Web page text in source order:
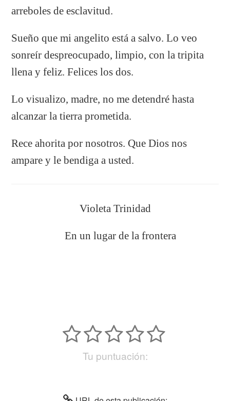
arreboles de esclavitud.
Sueño que mi angelito está a salvo. Lo veo
sonreír despreocupado, limpio, con la tripita
llena y feliz. Felices los dos.
Lo visualizo, madre, no me detendré hasta
alcanzar la tierra prometida.
Rece ahorita por nosotros. Que Dios nos
ampare y le bendiga a usted.
Violeta Trinidad
En un lugar de la frontera
Tu puntuación: